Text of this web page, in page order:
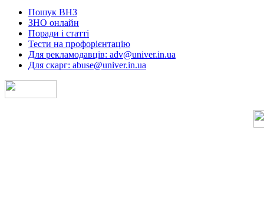
Пошук ВНЗ
ЗНО онлайн
Поради і статті
Тести на профорієнтацію
Для рекламодавців: adv@univer.in.ua
Для скарг: abuse@univer.in.ua